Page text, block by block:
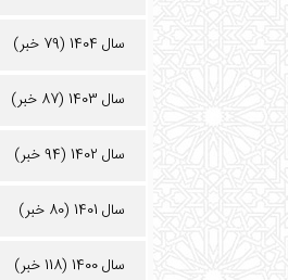
سال 1404 (79 خبر)
سال 1403 (87 خبر)
سال 1402 (94 خبر)
سال 1401 (80 خبر)
سال 1400 (118 خبر)